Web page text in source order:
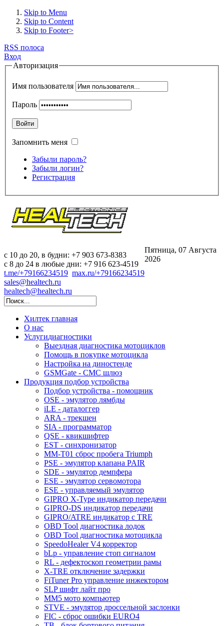
Skip to Menu
Skip to Content
Skip to Footer>
RSS полоса
Вход
Авторизация
Имя пользователя
Пароль
Войти
Запомнить меня
Забыли пароль?
Забыли логин?
Регистрация
c 10 до 20, в будни: +7 903 673-8383
с 8 до 24 в любые дни: +7 916 623-4519
t.me/+79166234519 max.ru/+79166234519
sales@healtech.ru
healtech@healtech.ru
Пятница, 07 Августа
2026
Хилтек главная
О нас
Услугидиагностики
Выездная диагностика мотоциклов
Помощь в покупке мотоцикла
Настройка на диностенде
GSMGate - СМС шлюз
Продукция подбор устройства
Подбор устройства - помощник
OSE - эмулятор лямбды
iLE - даталоггер
ARA - трекшен
SIA - программатор
QSE - квикшифтер
EST - синхронизатор
MM-T01 сброс пробега Triumph
PSE - эмулятор клапана PAIR
SDE - эмулятор демпфера
ESE - эмулятор сервомотора
ESE - управляемый эмулятор
GIPRO X-Type индикатор передачи
GIPRO-DS индикатор передачи
GIPRO/ATRE индикатор с TRE
OBD Tool диагностика лодок
OBD Tool диагностика мотоцикла
SpeedoHealer V4 корректор
bLp - управление стоп сигналом
RL - дефектоскоп геометрии рамы
X-TRE отключение задержки
FiTuner Pro управление инжектором
SLP шифт лайт про
MM5 мото компьютер
STVE - эмулятор дроссельной заслонки
FIC - сброс ошибки EURO4